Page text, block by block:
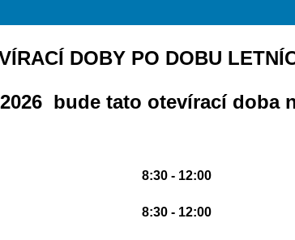
DOBY PO DOBU
bude tato otevírací doba
8:30 - 12:00
8:30 - 12:00